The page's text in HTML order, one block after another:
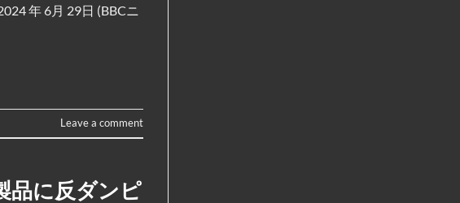
年 6月 29日 (BBCニ
Leave a comment
品に反ダンピ